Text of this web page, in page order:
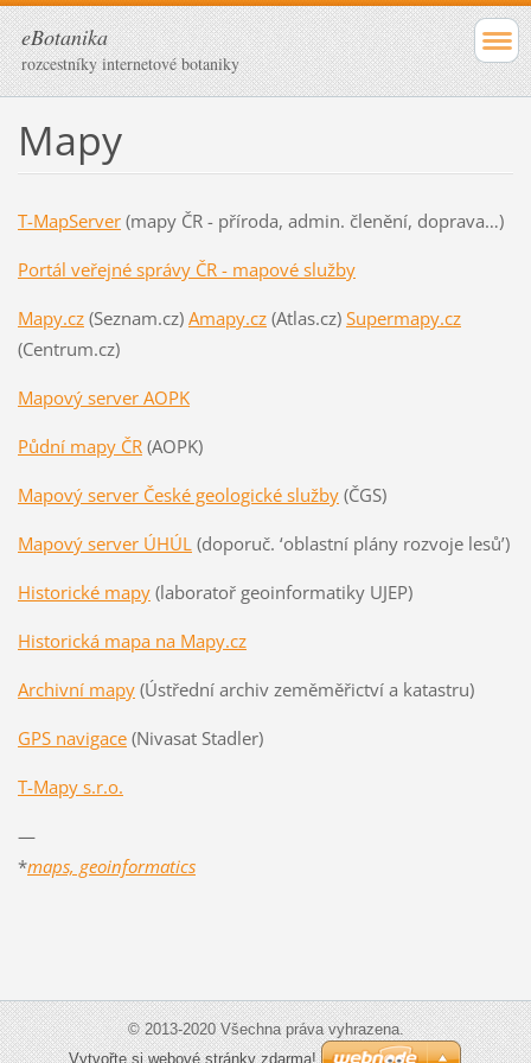
eBotanika
rozcestníky internetové botaniky
Mapy
T-MapServer(mapy ČR - příroda, admin. členění, doprava…)
Portál veřejné správy ČR - mapové služby
Mapy.cz(Seznam.cz) Amapy.cz(Atlas.cz) Supermapy.cz
(Centrum.cz)
Mapový server AOPK
Půdní mapy ČR(AOPK)
Mapový server České geologické služby(ČGS)
Mapový server ÚHÚL (doporuč. ‘oblastní plány rozvoje lesů’)
Historické mapy(laboratoř geoinformatiky UJEP)
Historická mapa na Mapy.cz
Archivní mapy(Ústřední archiv zeměměřictví a katastru)
GPS navigace(Nivasat Stadler)
T-Mapy s.r.o.
—
*maps, geoinformatics
© 2013-2020 Všechna práva vyhrazena.
Vytvořte si webové stránky zdarma!